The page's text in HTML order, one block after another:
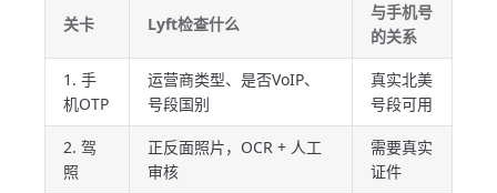
关卡 Lyft检查什么
与手机号
的关系
1. 手
机OTP
运营商类型、是否VoIP、
号段国别
真实北美
号段可用
2. 驾
照
正反面照片，OCR + 人工
审核
需要真实
证件